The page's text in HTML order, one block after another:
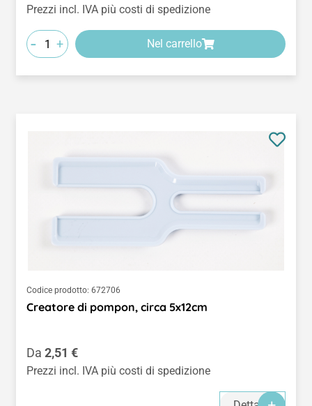
Prezzi incl. IVA più costi di spedizione
- + Nel carrello
Codice prodotto: 672706
Creatore di pompon, circa 5x12cm
Prezzo normale:
Da 2,51 €
Prezzi incl. IVA più costi di spedizione